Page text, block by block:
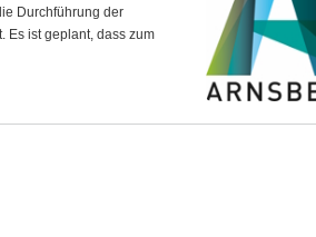
Durchführung der
Es ist geplant, dass zum